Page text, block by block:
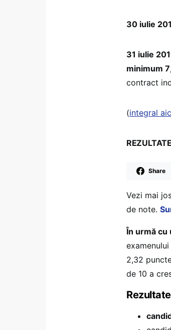
30 iulie
31 iulie
minimum 7
contract
(integral
Share
Vezi mai
de note.
În urmă cu
2,32
de 10 a